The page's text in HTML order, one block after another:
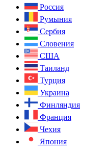
Россия
Румыния
Сербия
Словения
США
Таиланд
Турция
Украина
Финляндия
Франция
Чехия
Япония